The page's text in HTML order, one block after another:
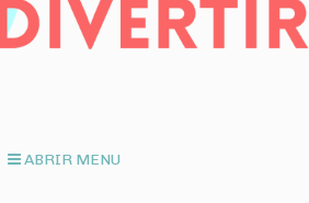
ABRIR MENU